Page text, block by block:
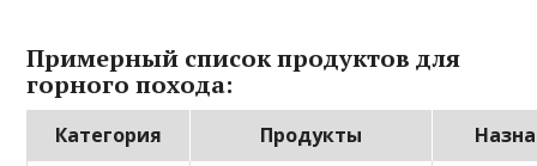
Примерный список продуктов для
горного похода:
Категория Продукты